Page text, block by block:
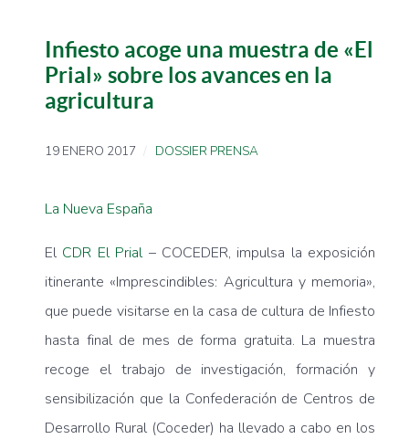
Infiesto acoge una muestra de «El
Prial» sobre los avances en la
agricultura
19 ENERO 2017 DOSSIER PRENSA
La Nueva España
El CDR El Prial– COCEDER, impulsa la exposición
itinerante «Imprescindibles: Agricultura y memoria»,
que puede visitarse en la casa de cultura de Infiesto
hasta final de mes de forma gratuita. La muestra
recoge el trabajo de investigación, formación y
sensibilización que la Confederación de Centros de
Desarrollo Rural (Coceder) ha llevado a cabo en los